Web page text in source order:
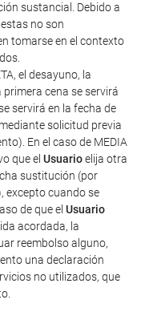
sustancial. Debido a
no son
tomarse en el contexto
el desayuno, la
primera cena se servirá
servirá en la fecha de
mediante solicitud previa
En el caso de MEDIA
que el Usuarioelija otra
sustitución (por
excepto cuando se
de que el Usuario
acordada, la
reembolso alguno,
una declaración
no utilizados, que